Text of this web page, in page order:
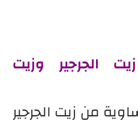
الجرجير وزيت
من زيت الجرجير